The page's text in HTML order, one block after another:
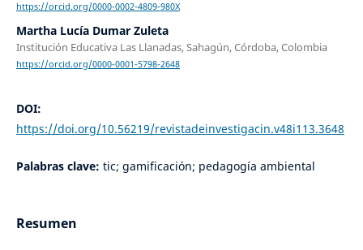
https://orcid.org/0000-0002-4809-980X
Martha Lucía Dumar Zuleta
Institución Educativa Las Llanadas, Sahagún, Córdoba, Colombia
https://orcid.org/0000-0001-5798-2648
DOI:
https://doi.org/10.56219/revistadeinvestigacin.v48i113.3648
Palabras clave: tic; gamificación; pedagogía ambiental
Resumen